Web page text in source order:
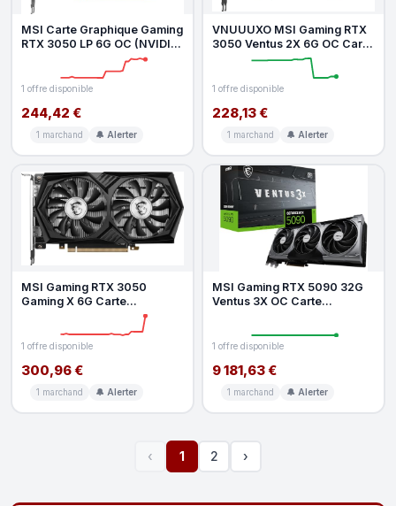
MSI Carte Graphique Gaming
RTX 3050 LP 6G OC (NVIDIA
RTX 3050, 96 Bits, Horloge
1 offre disponible
244,42 €
1 marchand 🔔 Alerter
VNUUUXO MSI Gaming RTX
3050 Ventus 2X 6G OC Carte
Graphique (NVIDIA RTX
1 offre disponible
228,13 €
1 marchand 🔔 Alerter
MSI Gaming RTX 3050
Gaming X 6G Carte
Graphique (NVIDIA RTX
3050, 96 Bits, Horlo
1 offre disponible
300,96 €
1 marchand 🔔 Alerter
MSI Gaming RTX 5090 32G
Ventus 3X OC Carte
1 offre disponible
9 181,63 €
1 marchand 🔔 Alerter
‹ 1 2 ›